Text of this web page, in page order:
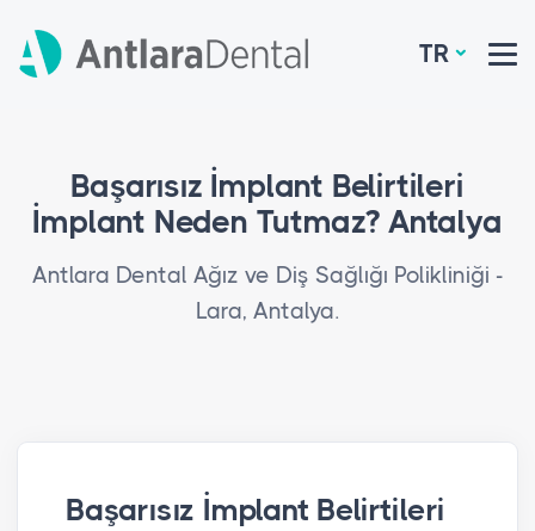
TR
Başarısız İmplant Belirtileri
İmplant Neden Tutmaz? Antalya
Antlara Dental Ağız ve Diş Sağlığı Polikliniği -
Lara, Antalya.
Başarısız İmplant Belirtileri